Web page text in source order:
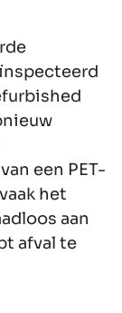
een PET-
het
aan
afval te